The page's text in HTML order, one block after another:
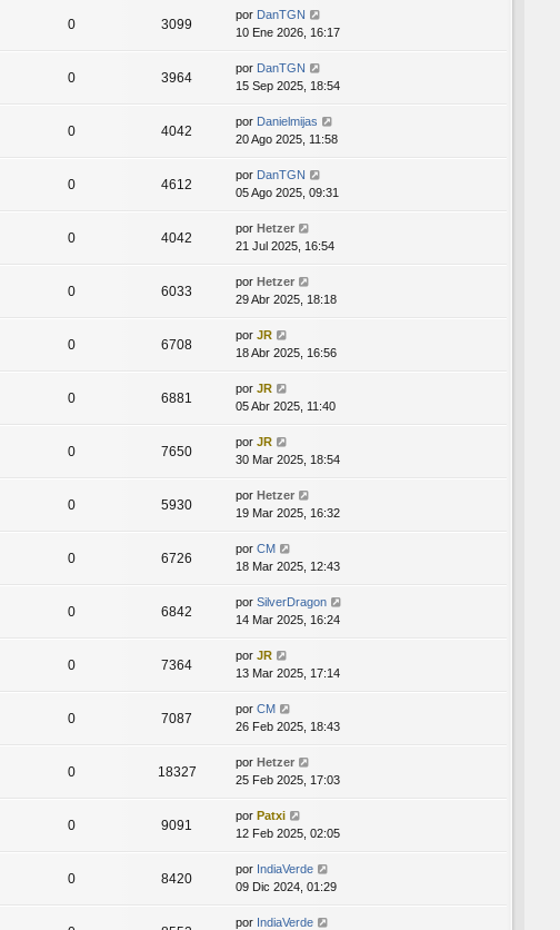
0 3099
por DanTGN
10 Ene 2026, 16:17
0 3964
por DanTGN
15 Sep 2025, 18:54
0 4042
por Danielmijas
20 Ago 2025, 11:58
0 4612
por DanTGN
05 Ago 2025, 09:31
0 4042
por Hetzer
21 Jul 2025, 16:54
0 6033
por Hetzer
29 Abr 2025, 18:18
0 6708
por JR
18 Abr 2025, 16:56
0 6881
por JR
05 Abr 2025, 11:40
0 7650
por JR
30 Mar 2025, 18:54
0 5930
por Hetzer
19 Mar 2025, 16:32
0 6726
por CM
18 Mar 2025, 12:43
0 6842
por SilverDragon
14 Mar 2025, 16:24
0 7364
por JR
13 Mar 2025, 17:14
0 7087
por CM
26 Feb 2025, 18:43
0 18327
por Hetzer
25 Feb 2025, 17:03
0 9091
por Patxi
12 Feb 2025, 02:05
0 8420
por IndiaVerde
09 Dic 2024, 01:29
por IndiaVerde